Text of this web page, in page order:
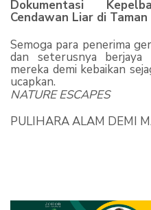
Dokumentasi
Cendawan Liar di
Semoga para penerima
dan seterusnya berjaya
mereka demi kebaikan
ucapkan.
NATURE ESCAPES
PULIHARA ALAM DEMI